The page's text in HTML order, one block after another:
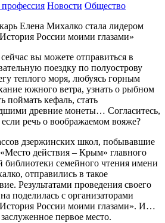
профессия Новости Общество
Елена Михалко стала лидером
России моими глазами»
вы можете отправиться в
поездку по полуострову
теплого моря, любуясь горным
южного ветра, узнать о рыбном
поймать кефаль, стать
древние монеты… Согласитесь,
речь о воображаемом вояже?
дзержинских школ, побывавшие
действия – Крым» главного
библиотеки семейного чтения имени
отправились в такое
Результатами проведения своего
поделилась с организаторами
России моими глазами». И…
первое место.